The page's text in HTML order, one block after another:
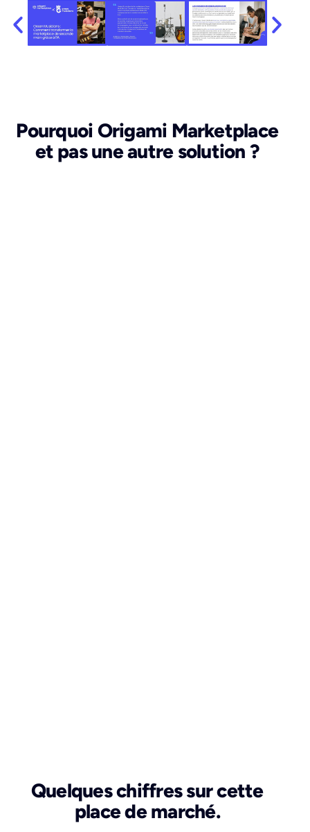
Pourquoi Origami Marketplace
et pas une autre solution ?
Quelques chiffres sur cette
place de marché.